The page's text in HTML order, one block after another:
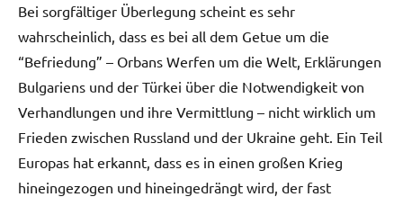
Bei sorgfältiger Überlegung scheint es sehr
wahrscheinlich, dass es bei all dem Getue um die
“Befriedung” – Orbans Werfen um die Welt, Erklärungen
Bulgariens und der Türkei über die Notwendigkeit von
Verhandlungen und ihre Vermittlung – nicht wirklich um
Frieden zwischen Russland und der Ukraine geht. Ein Teil
Europas hat erkannt, dass es in einen großen Krieg
hineingezogen und hineingedrängt wird, der fast